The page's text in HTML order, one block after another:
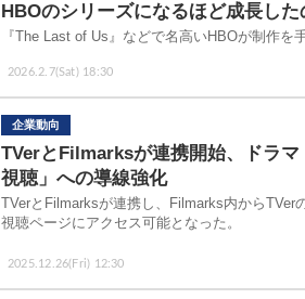
2026.2.7(Sat) 18:30
HBOのシリーズになるほど成長した
『The Last of Us』などで名高いHBOが制作を
企業動向
2025.12.26(Fri) 12:30
TVerとFilmarksが連携開始、ドラマ
視聴」への導線強化
TVerとFilmarksが連携し、Filmarks内からTVer
視聴ページにアクセス可能となった。